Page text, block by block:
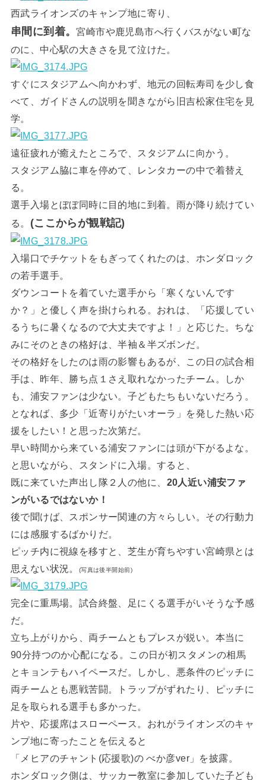
西武ライオンズのキャンプ地に寄り、
串間に到着。宮崎市や鹿児島市へ行くバスがない町な
のに、中心駅の大きさを見て泣けた。
すぐにスタジアムへ向かわず、地元の回転寿司を少し食
べて、ガイドさんの説明を聞きながら旧吉松家住宅を見
学。
遠征疲れが癒えたところで、スタジアムに向かう。
スタジアム脇に車を停めて、レンタカーの中で着替え
る。
選手入場とぼぼ同時に目的地に到着。雨が降り続けてい
る。 (ここからが観戦記)
入場口でチケットをもぎってくれたのは、ホンダロック
の若手選手。
ダウンコートを着ていた選手から「寒くないんです
か？」と優しく声を掛けられる。おれは、「応援してい
るうちに暑くなるので大丈夫ですよ！」と応じた。ちな
みにそのときの格好は、半袖＆半ズボンだ。
その格好をしたのは雨の影響もあるが、この日の試合相
手は、昨年、勝ち点１さえ取れなかったチーム。しか
も、浦安ファンは少ない。子どもたちもいないだろう。
となれば、多少「近寄りがたいオーラ」を発した熱い応
援をしたい！と思った次第だ。
早い時間から来ている浦安ファンには頭が下がるよな。
と思いながら、スタンドに入場。すると、
既に来ていた声出し隊２人の他に、 20人近い浦安ファ
ンがいるではないか！
後で聞けば、スポンサー関連の方々らしい。その行動力
には感服するばかりだ。
ピッチ内に視線を移すと、芝生が育ちやすい宮崎県とは
思えない状況。
(写真は後半開始前)
完全に重馬場。試合終盤、足にくる選手がいそうな予感
だ。
立ち上がりから、両チームともプレスが鋭い。本当に
90分持つのか心配になる。この日が初スタメンの相馬
とキョンテもハイペースだ。しかし、悪条件のピッチに
両チームとも悪戦苦闘。トラップがずれたり、ピッチに
足を取られる選手も多かった。
片や、応援席はスローペース。おれがライオンズのキャ
ンプ地に寄ったことを伝えると
「メヒアのチャント(応援歌)の べか彦ver」を披露。
ホンダロック側は、サッカー教室に参加していた子ども